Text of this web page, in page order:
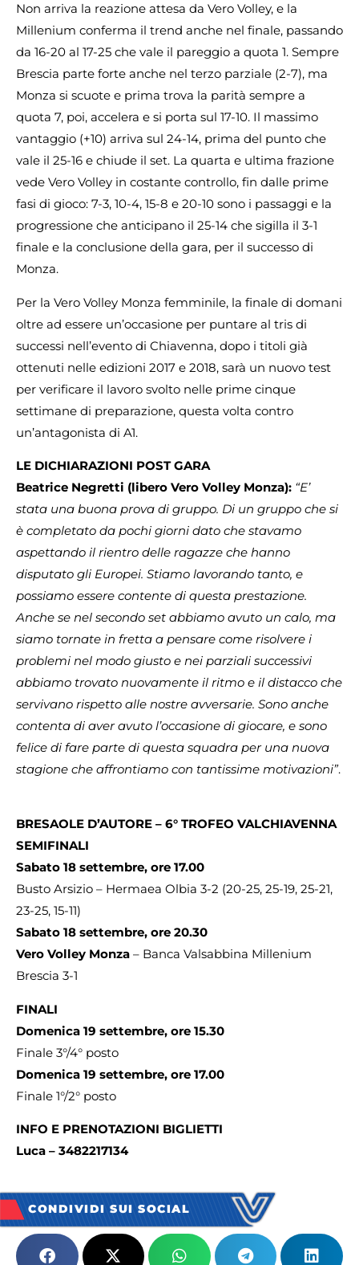
Non arriva la reazione attesa da Vero Volley, e la
Millenium conferma il trend anche nel finale, passando
da 16-20 al 17-25 che vale il pareggio a quota 1. Sempre
Brescia parte forte anche nel terzo parziale (2-7), ma
Monza si scuote e prima trova la parità sempre a
quota 7, poi, accelera e si porta sul 17-10. Il massimo
vantaggio (+10) arriva sul 24-14, prima del punto che
vale il 25-16 e chiude il set. La quarta e ultima frazione
vede Vero Volley in costante controllo, fin dalle prime
fasi di gioco: 7-3, 10-4, 15-8 e 20-10 sono i passaggi e la
progressione che anticipano il 25-14 che sigilla il 3-1
finale e la conclusione della gara, per il successo di
Monza.
Per la Vero Volley Monza femminile, la finale di domani
oltre ad essere un’occasione per puntare al tris di
successi nell’evento di Chiavenna, dopo i titoli già
ottenuti nelle edizioni 2017 e 2018, sarà un nuovo test
per verificare il lavoro svolto nelle prime cinque
settimane di preparazione, questa volta contro
un’antagonista di A1.
LE DICHIARAZIONI POST GARA
Beatrice Negretti (libero Vero Volley Monza): “E’
stata una buona prova di gruppo. Di un gruppo che si
è completato da pochi giorni dato che stavamo
aspettando il rientro delle ragazze che hanno
disputato gli Europei. Stiamo lavorando tanto, e
possiamo essere contente di questa prestazione.
Anche se nel secondo set abbiamo avuto un calo, ma
siamo tornate in fretta a pensare come risolvere i
problemi nel modo giusto e nei parziali successivi
abbiamo trovato nuovamente il ritmo e il distacco che
servivano rispetto alle nostre avversarie. Sono anche
contenta di aver avuto l’occasione di giocare, e sono
felice di fare parte di questa squadra per una nuova
stagione che affrontiamo con tantissime motivazioni”.
BRESAOLE D’AUTORE – 6° TROFEO VALCHIAVENNA
SEMIFINALI
Sabato 18 settembre, ore 17.00
Busto Arsizio – Hermaea Olbia 3-2 (20-25, 25-19, 25-21,
23-25, 15-11)
Sabato 18 settembre, ore 20.30
Vero Volley Monza – Banca Valsabbina Millenium
Brescia 3-1
FINALI
Domenica 19 settembre, ore 15.30
Finale 3°/4° posto
Domenica 19 settembre, ore 17.00
Finale 1°/2° posto
INFO E PRENOTAZIONI BIGLIETTI
Luca – 3482217134
CONDIVIDI SUI SOCIAL